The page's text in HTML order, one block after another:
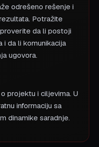
odrešeno rešenje i
Potražite
da li postoji
i da li komunikacija
ugovora.
projektu i ciljevima. U
informaciju sa
dinamike saradnje.